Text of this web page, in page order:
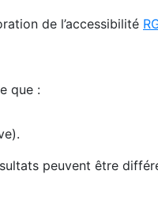
de l’accessibilité
que :
peuvent être